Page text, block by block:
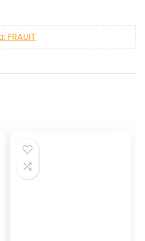
FRAUIT